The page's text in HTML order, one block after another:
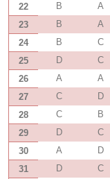
22
B A
23
B A
24
B C
25
D C
26
A A
27
C D
28
C B
29
D C
30
A D
31
D C